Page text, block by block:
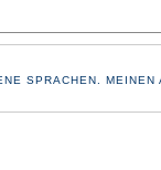
SPRACHEN.